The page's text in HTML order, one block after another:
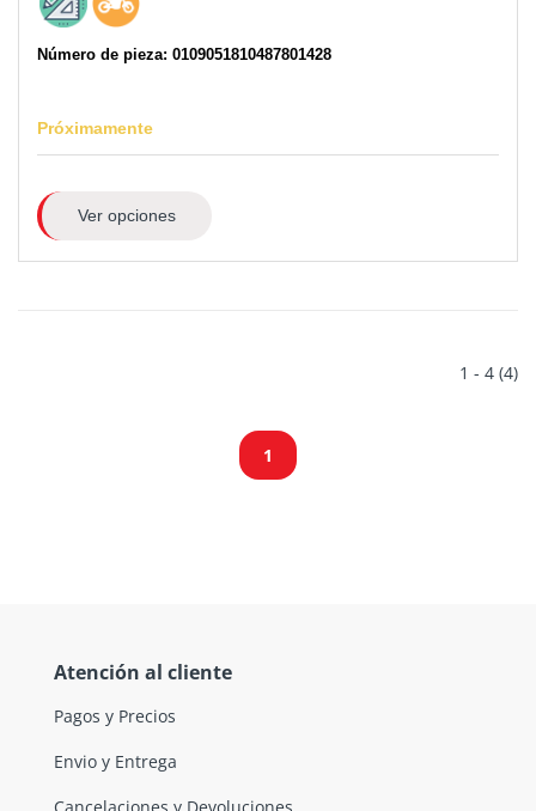
Número de pieza: 0109051810487801428
Próximamente
Ver opciones
1 - 4 (4)
1
Atención al cliente
Pagos y Precios
Envio y Entrega